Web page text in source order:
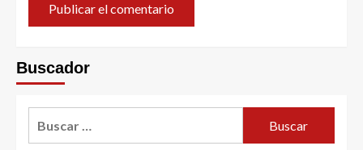
Buscador